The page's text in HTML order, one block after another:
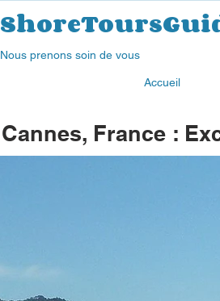
Nous prenons soin de vous
Accueil
Cannes, France :